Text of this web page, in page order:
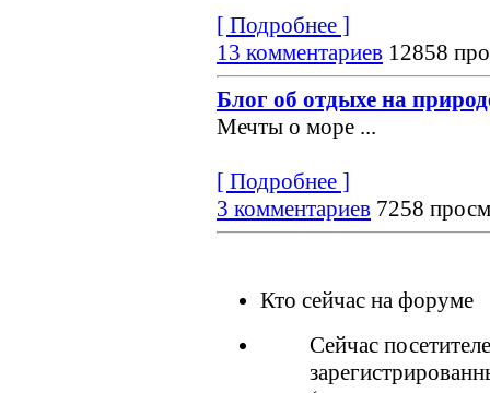
[ Подробнее ]
13 комментариев 12858
Блог об отдыхе на
Мечты о море ...
[ Подробнее ]
3 комментариев 7258
Кто сейчас на форуме
Сейчас